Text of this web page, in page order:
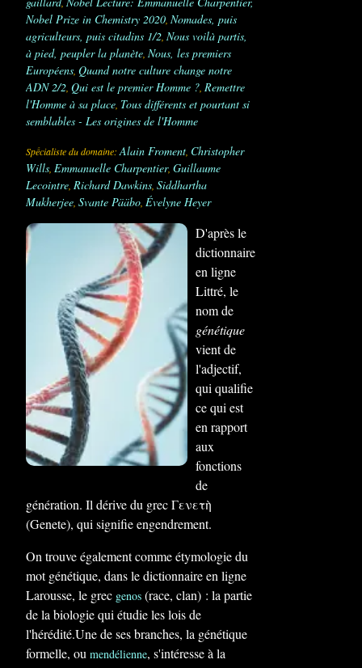
Nobel Prize in Chemistry 2020 Nomades, puis
agriculteurs, puis citadins 1/2 Nous voilà partis,
à pied, peupler la planète Nous, les premiers
Européens Quand notre culture change notre
ADN 2/2 Qui est le premier Homme ? Remettre
l'Homme à sa place Tous différents et pourtant si
semblables - Les origines de l'Homme
Spếcialiste du domaine: Alain Froment Christopher
Wills Emmanuelle Charpentier, Guillaume
Lecointre Richard Dawkins Siddhartha
Mukherjee Svante Pääbo Évelyne Heyer
D'après le
dictionnaire
en ligne
Littré, le
nom de
génétique
vient de
l'adjectif,
qui qualifie
ce qui est
en rapport
aux
fonctions
de
génération. Il dérive du grec Γενετὴ
(Genete), qui signifie engendrement.
On trouve également comme étymologie du
mot génétique, dans le dictionnaire en ligne
Larousse, le grec genos (race, clan) : la partie
de la biologie qui étudie les lois de
l'hérédité.Une de ses branches, la génétique
formelle, ou mendélienne, s'intéresse à la